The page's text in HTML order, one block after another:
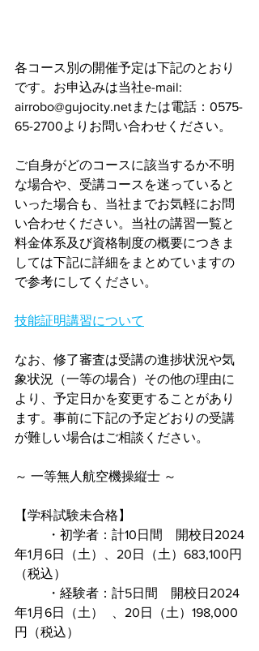
各コース別の開催予定は下記のとおり
です。お申込みは当社e-mail:
airrobo@gujocity.netまたは電話：0575-
65-2700よりお問い合わせください。
ご自身がどのコースに該当するか不明
な場合や、受講コースを迷っていると
いった場合も、当社までお気軽にお問
い合わせください。当社の講習一覧と
料金体系及び資格制度の概要につきま
しては下記に詳細をまとめていますの
で参考にしてください。
技能証明講習について
なお、修了審査は受講の進捗状況や気
象状況（一等の場合）その他の理由に
より、予定日かを変更することがあり
ます。事前に下記の予定どおりの受講
が難しい場合はご相談ください。
～ 一等無人航空機操縦士 ～
【学科試験未合格】
年1月6日（土）、20日（土）683,100円
（税込）
年1月6日（土）	、20日（土）198,000
円（税込）